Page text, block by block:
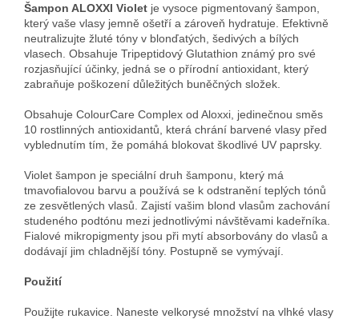
Šampon ALOXXI Violet je vysoce pigmentovaný šampon,
který vaše vlasy jemně ošetří a zároveň hydratuje. Efektivně
neutralizujte žluté tóny v blonďatých, šedivých a bílých
vlasech. Obsahuje Tripeptidový Glutathion známý pro své
rozjasňující účinky, jedná se o přírodní antioxidant, který
zabraňuje poškození důležitých buněčných složek.
Obsahuje ColourCare Complex od Aloxxi, jedinečnou směs
10 rostlinných antioxidantů, která chrání barvené vlasy před
vyblednutím tím, že pomáhá blokovat škodlivé UV paprsky.
Violet šampon je speciální druh šamponu, který má
tmavofialovou barvu a používá se k odstranění teplých tónů
ze zesvětlených vlasů. Zajistí vašim blond vlasům zachování
studeného podtónu mezi jednotlivými návštěvami kadeřníka.
Fialové mikropigmenty jsou při mytí absorbovány do vlasů a
dodávají jim chladnější tóny. Postupně se vymývají.
Použití
Použijte rukavice. Naneste velkorysé množství na vlhké vlasy